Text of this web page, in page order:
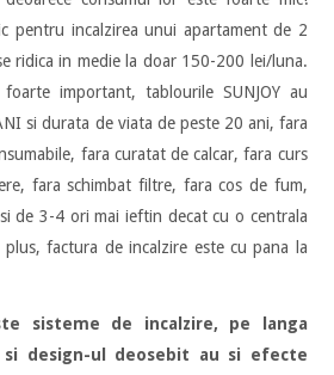
pentru incalzirea unui apartament de 2
ridica in medie la doar 150-200 lei/luna.
important, tablourile SUNJOY au
si durata de viata de peste 20 ani, fara
fara curatat de calcar, fara curs
fara schimbat filtre, fara cos de fum,
de 3-4 ori mai ieftin decat cu o centrala
factura de incalzire este cu pana la
sisteme de incalzire, pe langa
design-ul deosebit au si efecte